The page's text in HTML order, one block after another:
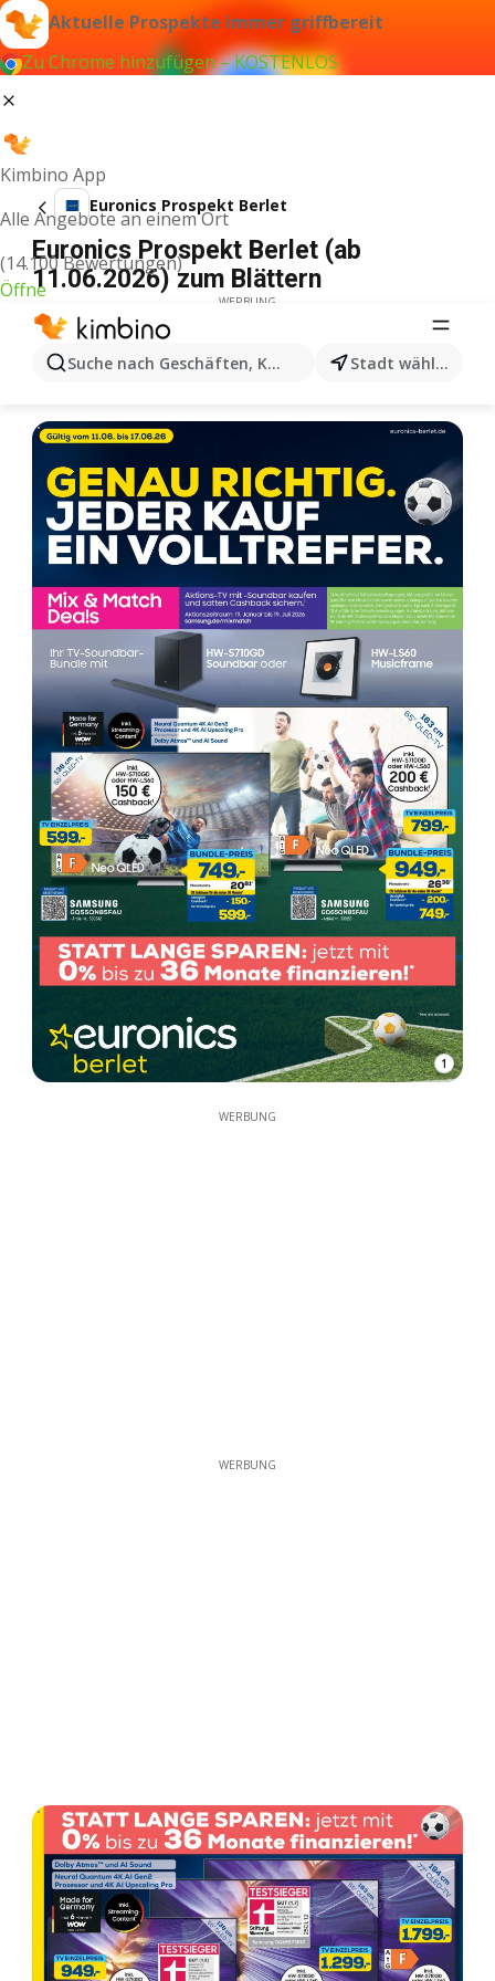
Aktuelle Prospekte immer griffbereit
Zu Chrome hinzufügen – KOSTENLOS
Kimbino App
Alle Angebote an einem Ort
(14.100 Bewertungen)
Öffne
Suche nach Geschäften, Kategorien, Produkten...
Stadt wählen
Euronics Prospekt Berlet
Euronics Prospekt Berlet (ab
11.06.2026) zum Blättern
WERBUNG
1
WERBUNG
WERBUNG